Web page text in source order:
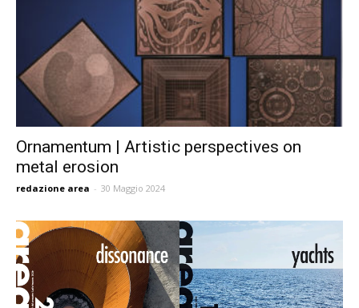
Ornamentum | Artistic perspectives on
metal erosion
redazione area - 30 Maggio 2024